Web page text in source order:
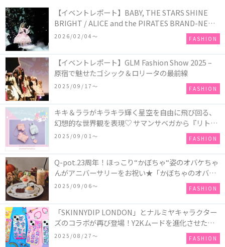
【イベントレポート】BABY, THE STARS SHINE
BRIGHT / ALICE and the PIRATES BRAND-NEW
COLLECTION in TOKYO
2026/02/04〜 FASHION
【イベントレポート】GLM Fashion Show 2025 –
原宿で魅せたゴシック＆ロリータの最前線
2025/09/17〜 FASHION
キキ＆ララがキラキラ輝く星空を自由に飛び回る、
幻想的な世界観を表現♡ サマンサベガから『リトル
ツインスターズ』50周年アニバーサリーイヤー』を
2025/09/01〜 FASHION
Q-pot.23周年！ほっこり“かぼちゃ“姿のオバケちゃ
んがアニバーサリーをお祝い★「かぼちゃのオバケ
ーキアクセサリー」が新発売！Q-pot CAFE.では
「かぼちゃのオバケーキプレート」も登場
2025/09/06〜 FASHION
「SKINNYDIP LONDON」とナルミヤキャラクター
ズのコラボが再び登場！Y2Kムードを進化させた新
作コレクションを発売♪
2025/08/27〜 FASHION